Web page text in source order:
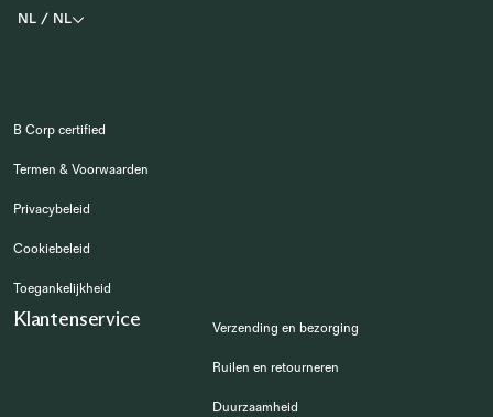
NL / NL
B Corp certified
Termen & Voorwaarden
Privacybeleid
Cookiebeleid
Toegankelijkheid
Klantenservice Verzending en bezorging
Ruilen en retourneren
Duurzaamheid